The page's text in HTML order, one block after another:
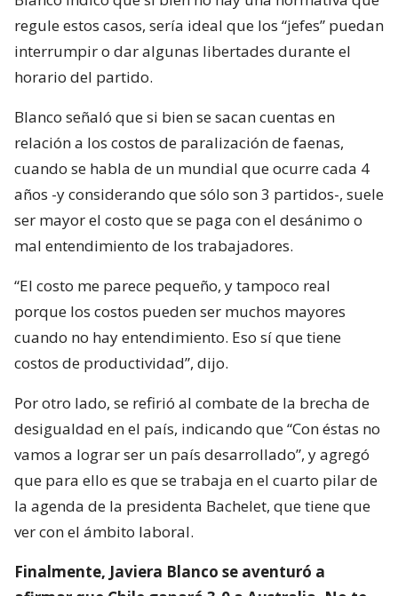
regule estos casos, sería ideal que los “jefes” puedan
interrumpir o dar algunas libertades durante el
horario del partido.
Blanco señaló que si bien se sacan cuentas en
relación a los costos de paralización de faenas,
cuando se habla de un mundial que ocurre cada 4
años -y considerando que sólo son 3 partidos-, suele
ser mayor el costo que se paga con el desánimo o
mal entendimiento de los trabajadores.
“El costo me parece pequeño, y tampoco real
porque los costos pueden ser muchos mayores
cuando no hay entendimiento. Eso sí que tiene
costos de productividad”, dijo.
Por otro lado, se refirió al combate de la brecha de
desigualdad en el país, indicando que “Con éstas no
vamos a lograr ser un país desarrollado”, y agregó
que para ello es que se trabaja en el cuarto pilar de
la agenda de la presidenta Bachelet, que tiene que
ver con el ámbito laboral.
Finalmente, Javiera Blanco se aventuró a